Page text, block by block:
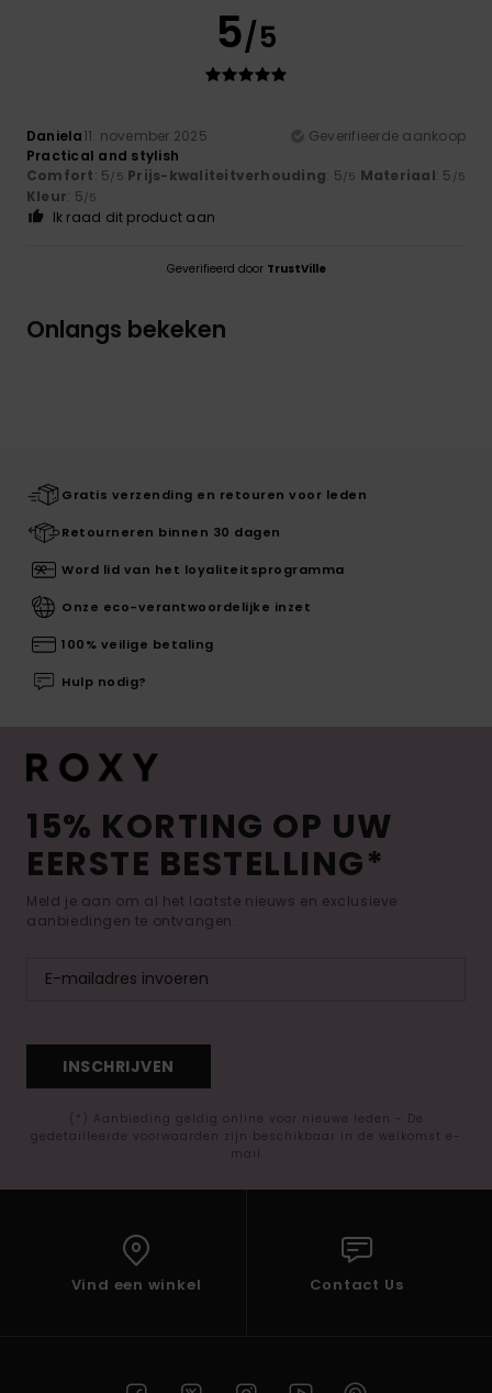
5/5
Daniela11. november 2025
Geverifieerde aankoop
Practical and stylish
Comfort: 5/5 Prijs-kwaliteitverhouding: 5/5 Materiaal: 5 /5
Kleur: 5/5
Ik raad dit product aan
Geverifieerd door TrustVille
Onlangs bekeken
Gratis verzending en retouren voor leden
Retourneren binnen 30 dagen
Word lid van het loyaliteitsprogramma
Onze eco-verantwoordelijke inzet
100% veilige betaling
Hulp nodig?
15% KORTING OP UW
EERSTE BESTELLING*
Meld je aan om al het laatste nieuws en exclusieve
aanbiedingen te ontvangen.
INSCHRIJVEN
(*) Aanbieding geldig online voor nieuwe leden - De
gedetailleerde voorwaarden zijn beschikbaar in de welkomst e-
mail
Vind een winkel Contact Us